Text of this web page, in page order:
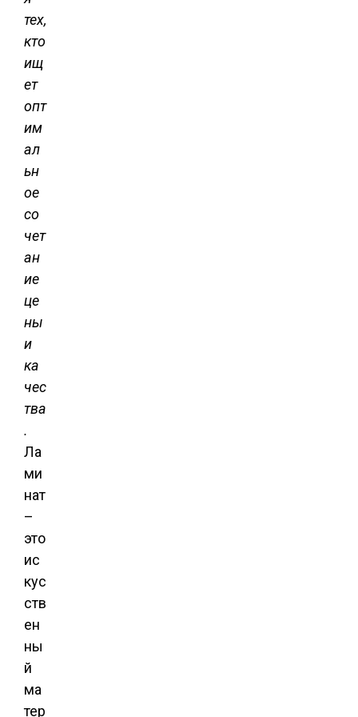
тех,
кто
ищ
ет
опт
им
ал
ьн
ое
со
чет
ан
ие
це
ны
и
ка
чес
тва
.
Ла
ми
нат
–
это
ис
кус
ств
ен
ны
й
ма
тер